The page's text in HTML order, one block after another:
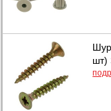
шт)